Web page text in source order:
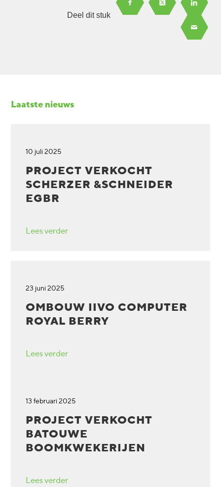
Deel dit stuk
Laatste nieuws
10 juli 2025
PROJECT VERKOCHT
SCHERZER &SCHNEIDER
EGBR
Lees verder
23 juni 2025
OMBOUW IIVO COMPUTER
ROYAL BERRY
Lees verder
13 februari 2025
PROJECT VERKOCHT
BATOUWE
BOOMKWEKERIJEN
Lees verder